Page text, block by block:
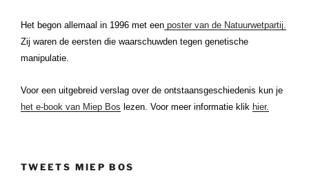
Het begon allemaal in 1996 met een poster van de Natuurwetpartij.
Zij waren de eersten die waarschuwden tegen genetische
manipulatie.
Voor een uitgebreid verslag over de ontstaansgeschiedenis kun je
het e-book van Miep Bos lezen. Voor meer informatie klik hier.
TWEETS MIEP BOS